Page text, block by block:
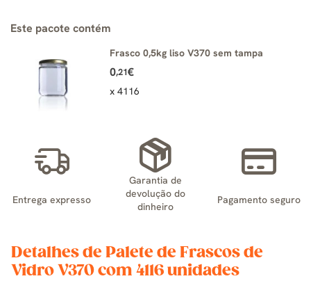
Este pacote contém
Frasco 0,5kg liso V370 sem tampa
0,21€
x 4116
Entrega expresso
Garantia de
devolução do
dinheiro
Pagamento seguro
Detalhes de Palete de Frascos de
Vidro V370 com 4116 unidades